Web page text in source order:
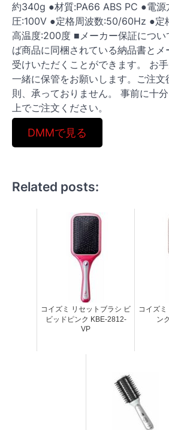
約340g ●材質:PA66 ABS PC ●電源
圧:100V ●定格周波数:50/60Hz ●定
高温度:200度 ■メーカー保証につ
ば商品に同梱されている納品書と
受けいただくことができます。 お
一緒に保管をお願いします。ご注
則、承っておりません。 事前に十
上でご注文ください。
DMMで見る
Related posts:
コイズミ リセットブラシ ビ
ビッドピンク KBE-2812-
VP
コイズ
ン